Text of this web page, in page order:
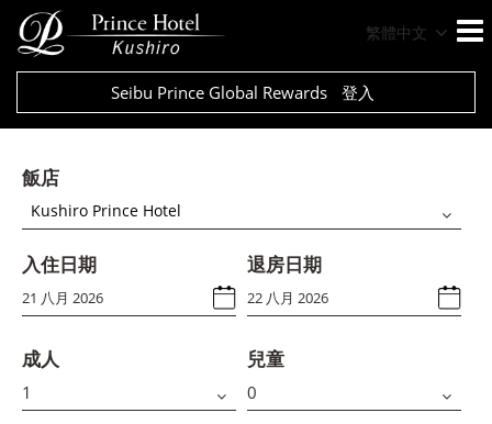
繁體中文
Seibu Prince Global Rewards 登入
飯店
Kushiro Prince Hotel
入住日期 退房日期
成人 兒童